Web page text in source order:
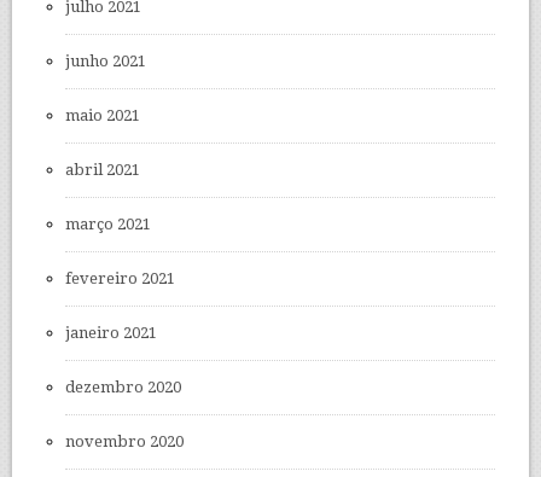
julho 2021
junho 2021
maio 2021
abril 2021
março 2021
fevereiro 2021
janeiro 2021
dezembro 2020
novembro 2020